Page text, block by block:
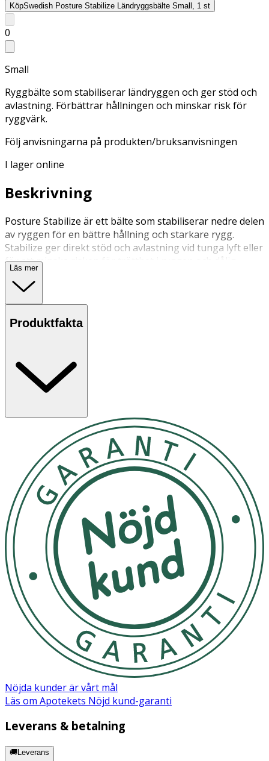
KöpSwedish Posture Stabilize Ländryggsbälte Small, 1 st
0
Small
Ryggbälte som stabiliserar ländryggen och ger stöd och
avlastning. Förbättrar hållningen och minskar risk för
ryggvärk.
Följ anvisningarna på produkten/bruksanvisningen
I lager online
Beskrivning
Posture Stabilize är ett bälte som stabiliserar nedre delen
av ryggen för en bättre hållning och starkare rygg.
Stabilize ger direkt stöd och avlastning vid tunga lyft eller
för att minska risken för trötthet i ryggen och dålig
hållning när man går och står mycket.
Posture Stabilize har justerbara band för att enkelt ställa
kyla att sätta i ryggslutet.
OK för gravida och ammande:
Läs mer
Produktfakta
Nöjda kunder är vårt mål
Läs om Apotekets Nöjd kund-garanti
Leverans & betalning
🚚Leverans